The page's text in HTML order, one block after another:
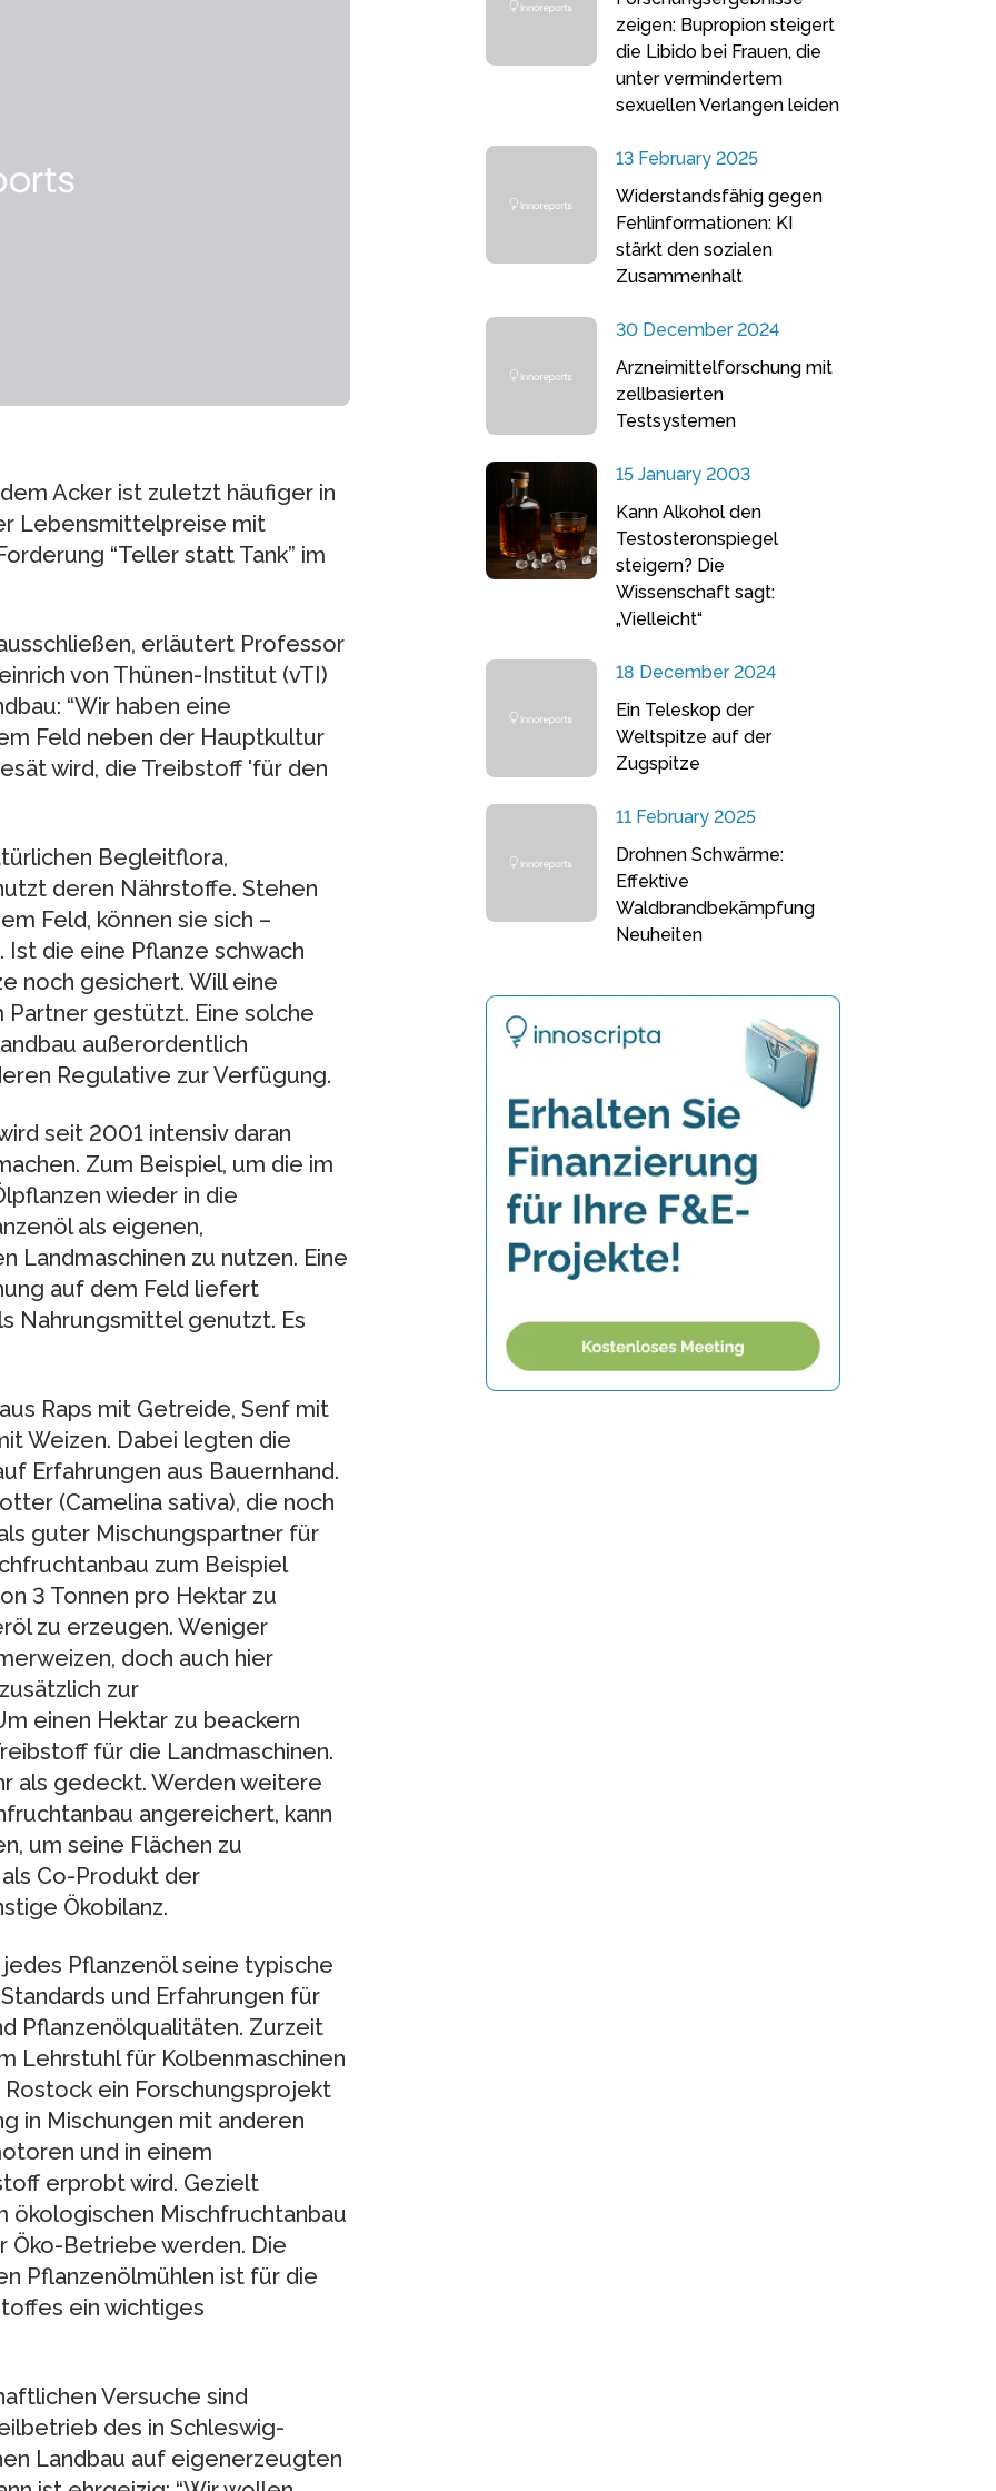
Acker ist zuletzt häufiger in
Lebensmittelpreise mit
“Teller statt Tank” im
erläutert Professor
von Thünen-Institut (vTI)
“Wir haben eine
Feld neben der Hauptkultur
wird, die Treibstoff 'für den
Begleitflora,
deren Nährstoffe. Stehen
Feld, können sie sich –
die eine Pflanze schwach
noch gesichert. Will eine
Partner gestützt. Eine solche
außerordentlich
Regulative zur Verfügung.
seit 2001 intensiv daran
Zum Beispiel, um die im
wieder in die
als eigenen,
Landmaschinen zu nutzen. Eine
auf dem Feld liefert
Nahrungsmittel genutzt. Es
Raps mit Getreide, Senf mit
Weizen. Dabei legten die
Erfahrungen aus Bauernhand.
(Camelina sativa), die noch
guter Mischungspartner für
zum Beispiel
3 Tonnen pro Hektar zu
zu erzeugen. Weniger
doch auch hier
zur
einen Hektar zu beackern
für die Landmaschinen.
als gedeckt. Werden weitere
angereichert, kann
um seine Flächen zu
Co-Produkt der
Ökobilanz.
Pflanzenöl seine typische
und Erfahrungen für
Pflanzenölqualitäten. Zurzeit
Lehrstuhl für Kolbenmaschinen
ein Forschungsprojekt
in Mischungen mit anderen
und in einem
erprobt wird. Gezielt
ökologischen Mischfruchtanbau
Öko-Betriebe werden. Die
Pflanzenölmühlen ist für die
ein wichtiges
Versuche sind
des in Schleswig-
Landbau auf eigenerzeugten
zeigen: Bupropion steigert
die Libido bei Frauen, die
unter vermindertem
sexuellen Verlangen leiden
13 February 2025
Widerstandsfähig gegen
Fehlinformationen: KI
stärkt den sozialen
Zusammenhalt
30 December 2024
Arzneimittelforschung mit
zellbasierten
Testsystemen
15 January 2003
Kann Alkohol den
Testosteronspiegel
steigern? Die
Wissenschaft sagt:
„Vielleicht“
18 December 2024
Ein Teleskop der
Weltspitze auf der
Zugspitze
11 February 2025
Drohnen Schwärme:
Effektive
Waldbrandbekämpfung
Neuheiten